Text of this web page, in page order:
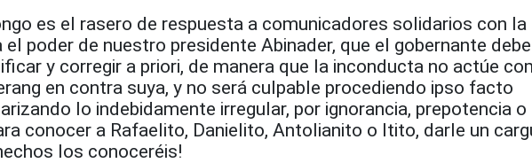
es el rasero de respuesta a comunicadores solidarios con la
el poder de nuestro presidente Abinader, que el gobernante debe
y corregir a priori, de manera que la inconducta no actúe
en contra suya, y no será culpable procediendo ipso facto
lo indebidamente irregular, por ignorancia, prepotencia
conocer a Rafaelito, Danielito, Antolianito o Itito, darle un
los conoceréis!